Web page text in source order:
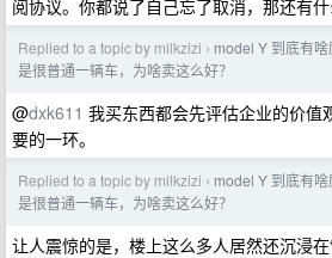
阅协议。你都说了自己忘了取消，那还有什
Replied to a topic by milkzizi › model Y 到底有
是很普通一辆车，为啥卖这么好？
@dxk611 我买东西都会先评估企业的价值
要的一环。
Replied to a topic by milkzizi › model Y 到底有
是很普通一辆车，为啥卖这么好？
让人震惊的是，楼上这么多人居然还沉浸